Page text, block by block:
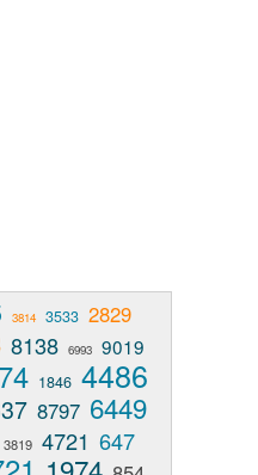
3814 3533 2829
8138 6993 9019
1846 4486
8797 6449
3819 4721 647